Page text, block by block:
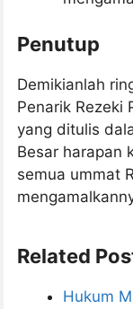
Penutup
Demikianlah
Penarik Rezeki
yang ditulis
Besar harapan
semua ummat
Related
Hukum